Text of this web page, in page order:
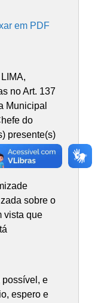
em PDF
no Art. 137
Municipal
do
presente(s)
sobre o
vista que
possível, e
espero e